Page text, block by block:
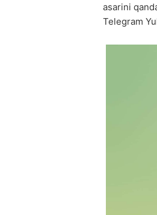
asarini
Telegram